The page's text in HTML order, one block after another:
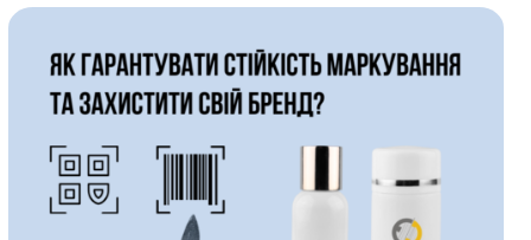
МЕТАЛОДЕТЕКТОРИ ПРОМИСЛОВІ
ЧЕКВЕЙЕРЫ И ВЕСОЭТИКЕТИРОВЩИКИ
X-RAY КОНТРОЛЬ